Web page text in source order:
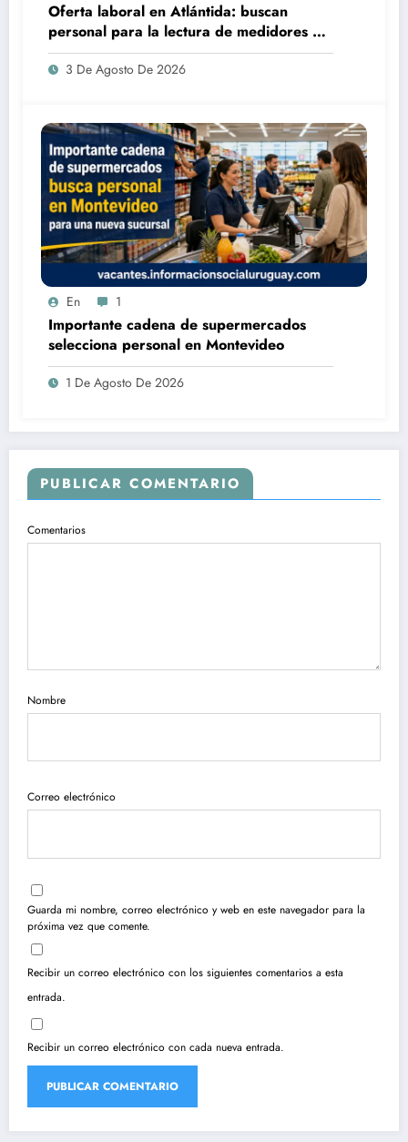
Oferta laboral en Atlántida: buscan
personal para la lectura de medidores de
agua de OSE
3 De Agosto De 2026
En 1
Importante cadena de supermercados
selecciona personal en Montevideo
1 De Agosto De 2026
PUBLICAR COMENTARIO
Comentarios
Nombre
Correo electrónico
Guarda mi nombre, correo electrónico y web en este navegador para la
próxima vez que comente.
Recibir un correo electrónico con los siguientes comentarios a esta
entrada.
Recibir un correo electrónico con cada nueva entrada.